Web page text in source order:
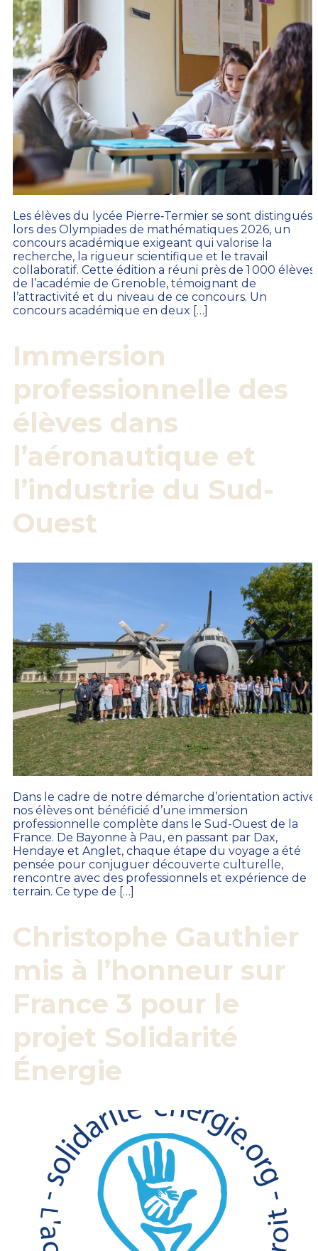
Les élèves du lycée Pierre‑Termier se sont distingués
lors des Olympiades de mathématiques 2026, un
concours académique exigeant qui valorise la
recherche, la rigueur scientifique et le travail
collaboratif. Cette édition a réuni près de 1 000 élèves
de l’académie de Grenoble, témoignant de
l’attractivité et du niveau de ce concours. Un
concours académique en deux […]
Immersion
professionnelle des
élèves dans
l’aéronautique et
l’industrie du Sud-
Ouest
Dans le cadre de notre démarche d’orientation active,
nos élèves ont bénéficié d’une immersion
professionnelle complète dans le Sud-Ouest de la
France. De Bayonne à Pau, en passant par Dax,
Hendaye et Anglet, chaque étape du voyage a été
pensée pour conjuguer découverte culturelle,
rencontre avec des professionnels et expérience de
terrain. Ce type de […]
Christophe Gauthier
mis à l’honneur sur
France 3 pour le
projet Solidarité
Énergie